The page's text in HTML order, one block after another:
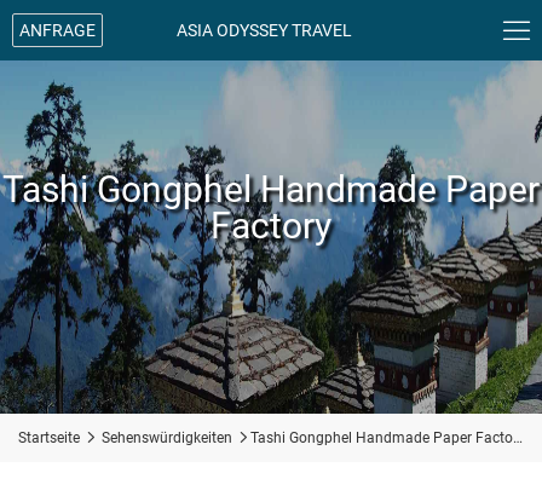

ANFRAGE ASIA ODYSSEY TRAVEL
Tashi Gongphel Handmade Paper
Factory
Startseite  Sehenswürdigkeiten  Tashi Gongphel Handmade Paper Factory